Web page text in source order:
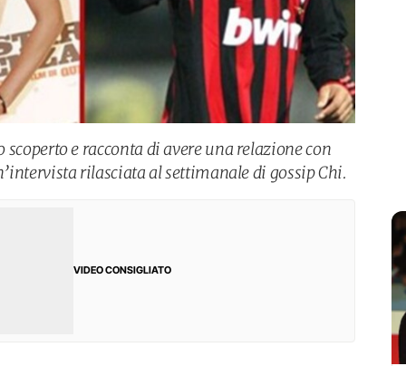
scoperto e racconta di avere una relazione con
rilasciata al settimanale di gossip Chi.
VIDEO CONSIGLIATO